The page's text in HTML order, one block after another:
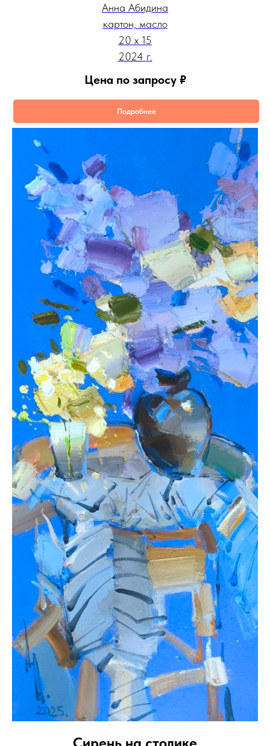
Анна Абидина
картон, масло
20 х 15
2024 г.
Цена по запросу ₽
Подробнее